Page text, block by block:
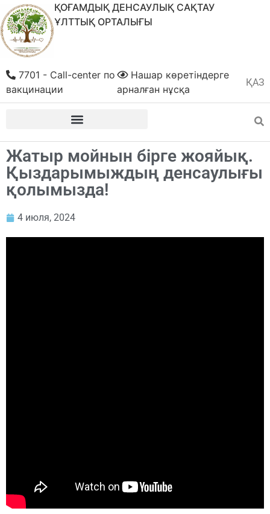
ҚОҒАМДЫҚ ДЕНСАУЛЫҚ САҚТАУ
ҰЛТТЫҚ ОРТАЛЫҒЫ
ҚАЗ
РУС
Нашар көретіндерге
арналған нұсқа
7701 - Call-center по
вакцинации
Жатыр мойнын бірге жояйық.
Қыздарымыждың денсаулығы
қолымызда!
4 июля, 2024